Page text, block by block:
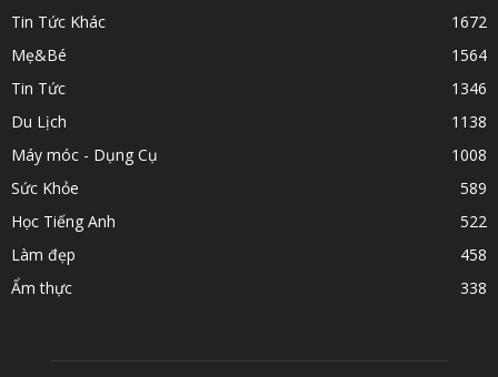
Tin Tức Khác
1672
Mẹ&Bé
1564
Tin Tức
1346
Du Lịch
1138
Máy móc - Dụng Cụ
1008
Sức Khỏe
589
Học Tiếng Anh
522
Làm đẹp
458
Ẩm thực
338